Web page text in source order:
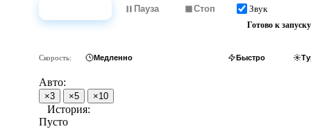
Пауза Стоп Звук
Готово к запуску
Скорость: Медленно Быстро
Авто:
×3 ×5 ×10
История:
Пусто